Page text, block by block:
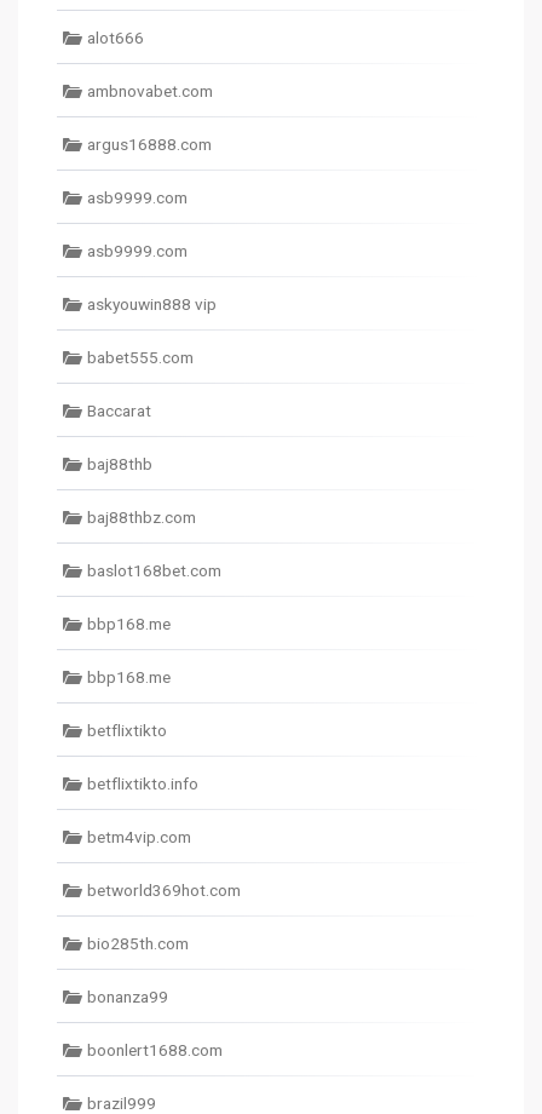
alot666
ambnovabet.com
argus16888.com
asb9999.com
asb9999.com
askyouwin888 vip
babet555.com
Baccarat
baj88thb
baj88thbz.com
baslot168bet.com
bbp168.me
bbp168.me
betflixtikto
betflixtikto.info
betm4vip.com
betworld369hot.com
bio285th.com
bonanza99
boonlert1688.com
brazil999